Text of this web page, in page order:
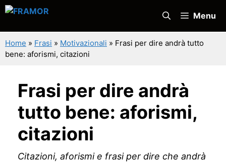
Vai
contenuto
Menu
Home » Frasi » Motivazionali » Frasi per dire andrà tutto
bene: aforismi, citazioni
Frasi per dire andrà
tutto bene: aforismi,
citazioni
Citazioni, aforismi e frasi per dire che andrà